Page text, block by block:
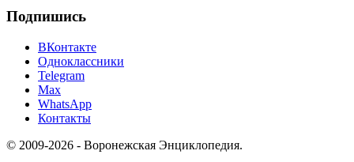
Подпишись
ВКонтакте
Одноклассники
Telegram
Max
WhatsApp
Контакты
© 2009-2026 - Воронежская Энциклопедия.